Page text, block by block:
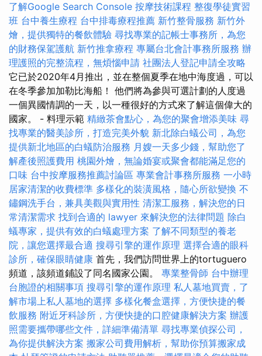
了解Google Search Console 按摩技術課程 整復學徒實習
班 台中養生療程 台中排毒療程推薦 新竹整骨服務 新竹外
燴，提供獨特的餐飲體驗 尋找專業的記帳士事務所，為您
的財務保駕護航 新竹推拿療程 專屬台北會計事務所服務 辦
理護照的完整流程，無煩惱申請 社團法人登記申請全攻略
它已於2020年4月推出，並在整個夏季在地中海度過，可以
在冬季參加加勒比海船！ 他們將為參與可選計劃的人度過
一個異國情調的一天，以一種很好的方式來了解這個偉大的
國家。 - 料理示範 精緻茶會點心，為您的聚會增添美味 尋
找專業的醫美診所，打造完美外貌 新北除白蟻公司，為您
提供新北地區的白蟻防治服務 月嫂一天多少錢，幫助您了
解產後照護費用 桃園外燴，無論婚宴或聚會都能滿足您的
口味 台中按摩服務推薦討論區 專業會計事務所服務 一小時
居家清潔的收費標準 多樣化的裝潢風格，隨心所欲變換 不
鏽鋼洗手台，兼具美觀與實用性 清潔工服務，解決您的日
常清潔需求 找到合適的 lawyer 來解決您的法律問題 除白
蟻專家，提供有效的白蟻處理方案 了解不同類型的養老
院，讓您選擇最合適 搜尋引擎的運作原理 選擇合適的眼科
診所，確保眼睛健康 首先，我們訪問世界上的tortuguero
頻道，該頻道鋪設了同名國家公園。 專業整骨師 台中辦理
台胞證的相關事項 搜尋引擎的運作原理 私人墓地買賣，了
解市場上私人墓地的選擇 多樣化餐盒選擇，方便快捷的餐
飲服務 附近牙科診所，方便快捷的口腔健康解決方案 辦護
照需要攜帶哪些文件，詳細準備清單 尋找專業偵探公司，
為你提供解決方案 搬家公司費用解析，幫助你預算搬家成